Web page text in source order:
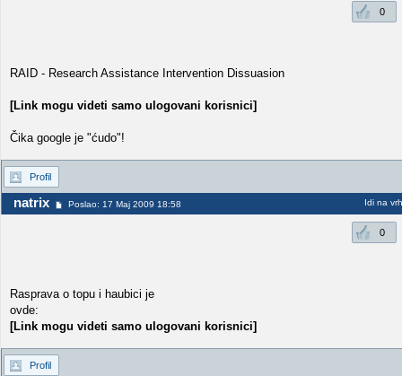
0
RAID - Research Assistance Intervention Dissuasion
[Link mogu videti samo ulogovani korisnici]
Čika google je "ćudo"!
Profil
natrix Poslao: 17 Maj 2009 18:58 Idi na vrh
0
Rasprava o topu i haubici je
ovde:
[Link mogu videti samo ulogovani korisnici]
Profil